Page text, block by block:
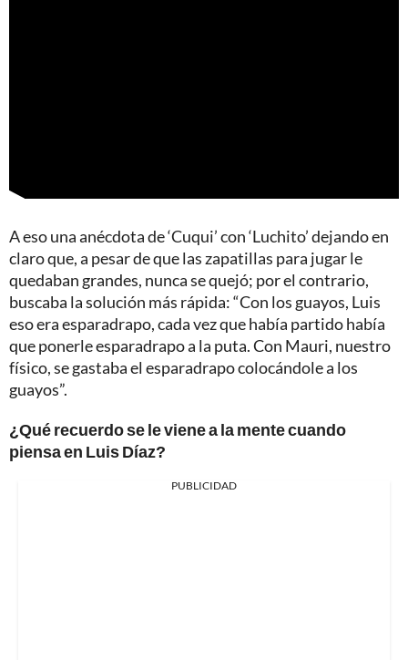
A eso una anécdota de ‘Cuqui’ con ‘Luchito’ dejando en
claro que, a pesar de que las zapatillas para jugar le
quedaban grandes, nunca se quejó; por el contrario,
buscaba la solución más rápida: “Con los guayos, Luis
eso era esparadrapo, cada vez que había partido había
que ponerle esparadrapo a la puta. Con Mauri, nuestro
físico, se gastaba el esparadrapo colocándole a los
guayos”.
¿Qué recuerdo se le viene a la mente cuando
piensa en Luis Díaz?
PUBLICIDAD